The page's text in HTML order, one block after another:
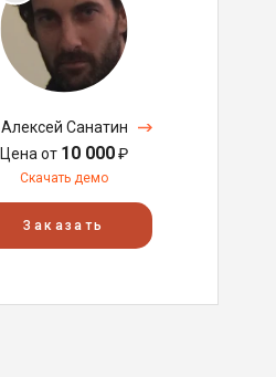
Алексей Санатин
Цена от 10 000₽
Скачать демо
Заказать